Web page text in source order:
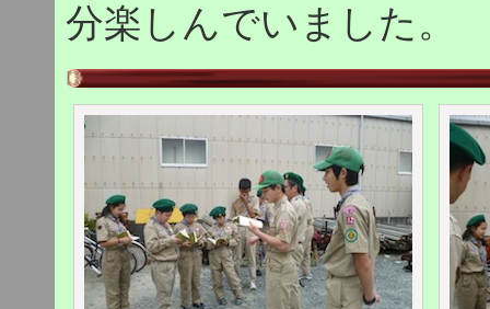
分楽しんでいました。